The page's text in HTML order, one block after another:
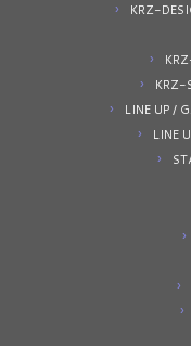
KRZ-
KRZ-
LINE UP /
LINE